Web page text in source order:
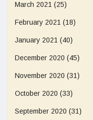
March 2021 (25)
February 2021 (18)
January 2021 (40)
December 2020 (45)
November 2020 (31)
October 2020 (33)
September 2020 (31)